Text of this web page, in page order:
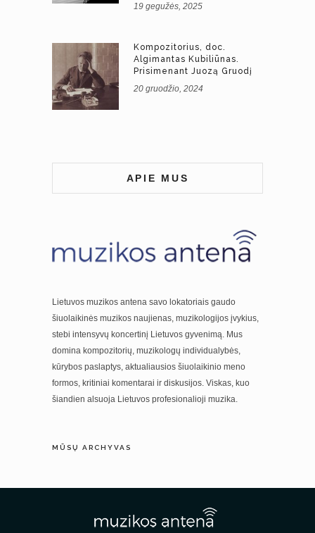
19 gegužės, 2025
Kompozitorius, doc.
Algimantas Kubiliūnas.
Prisimenant Juozą Gruodį
20 gruodžio, 2024
APIE MUS
Lietuvos muzikos antena savo lokatoriais gaudo
šiuolaikinės muzikos naujienas, muzikologijos įvykius,
stebi intensyvų koncertinį Lietuvos gyvenimą. Mus
domina kompozitorių, muzikologų individualybės,
kūrybos paslaptys, aktualiausios šiuolaikinio meno
formos, kritiniai komentarai ir diskusijos. Viskas, kuo
šiandien alsuoja Lietuvos profesionalioji muzika.
MŪSŲ ARCHYVAS